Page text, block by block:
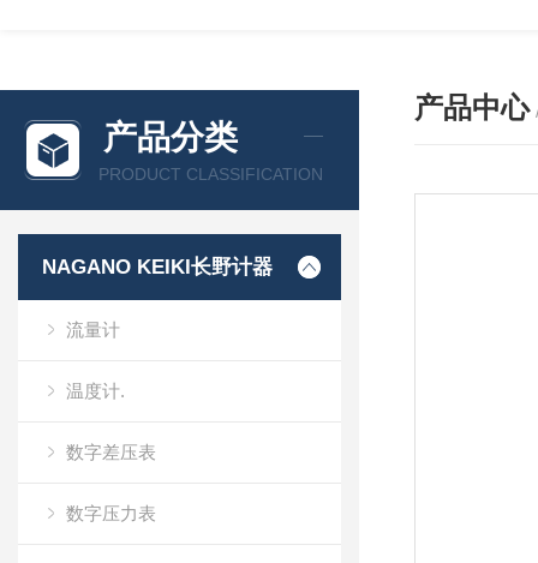
产品分类
PRODUCT CLASSIFICATION
NAGANO KEIKI长野计器
流量计
温度计.
数字差压表
数字压力表
产品中心